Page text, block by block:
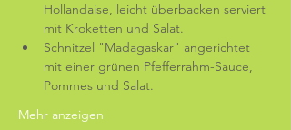
Hollandaise, leicht überbacken serviert
mit Kroketten und Salat.
Schnitzel "Madagaskar" angerichtet
mit einer grünen Pfefferrahm-Sauce,
Pommes und Salat.
Mehr anzeigen